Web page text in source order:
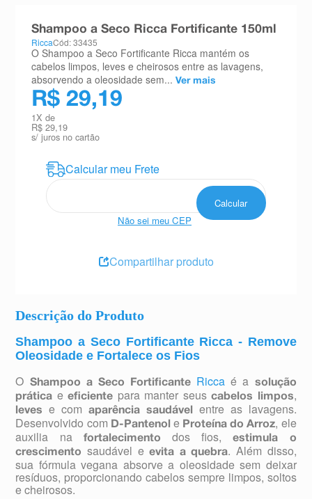
Descrição do Produto
Shampoo a Seco Fortificante Ricca - Remove
Oleosidade e Fortalece os Fios
O Shampoo a Seco Fortificante Ricca é a
solução
prática eeficiente para manter seuscabelos limpos,
leves e comaparência saudável entre as lavagens.
Desenvolvido com D-Pantenol e Proteína do Arroz, ele
auxilia na
fortalecimento dos fios,estimula o
crescimento
saudável eevita a quebra. Além disso,
sua fórmula vegana absorve a oleosidade sem deixar
resíduos, proporcionando cabelos sempre limpos, soltos
e cheirosos.
Shampoo a Seco Ricca Fortificante 150ml
RiccaCód: 33435
O Shampoo a Seco Fortificante Ricca mantém os
cabelos limpos, leves e cheirosos entre as lavagens,
absorvendo a oleosidade sem... Ver mais
R$ 29,19
1X de
R$ 29,19
s/ juros no cartão
Não sei meu CEP
Compartilhar produto
esmalte
ºabsorvente